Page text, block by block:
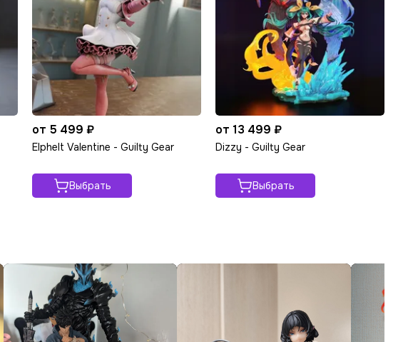
от 5 499 ₽
Elphelt Valentine - Guilty Gear
Выбрать
от 13 499 ₽
Dizzy - Guilty Gear
Выбрать